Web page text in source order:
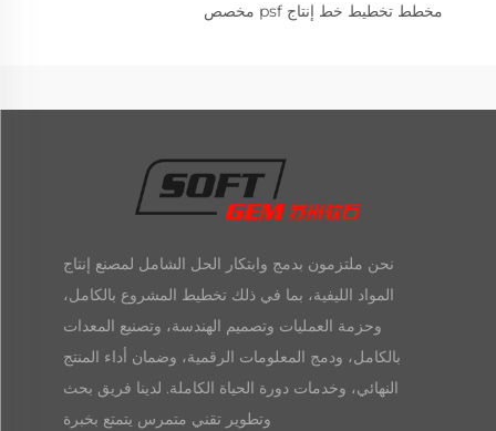
مخطط تخطيط خط إنتاج psf مخصص
نحن ملتزمون بدمج وابتكار الحل الشامل لمصنع إنتاج
المواد الليفية، بما في ذلك تخطيط المشروع بالكامل،
وحزمة العمليات وتصميم الهندسة، وتصنيع المعدات
بالكامل، ودمج المعلومات الرقمية، وضمان أداء المنتج
النهائي، وخدمات دورة الحياة الكاملة. لدينا فريق بحث
وتطوير تقني متمرس يتمتع بخبرة